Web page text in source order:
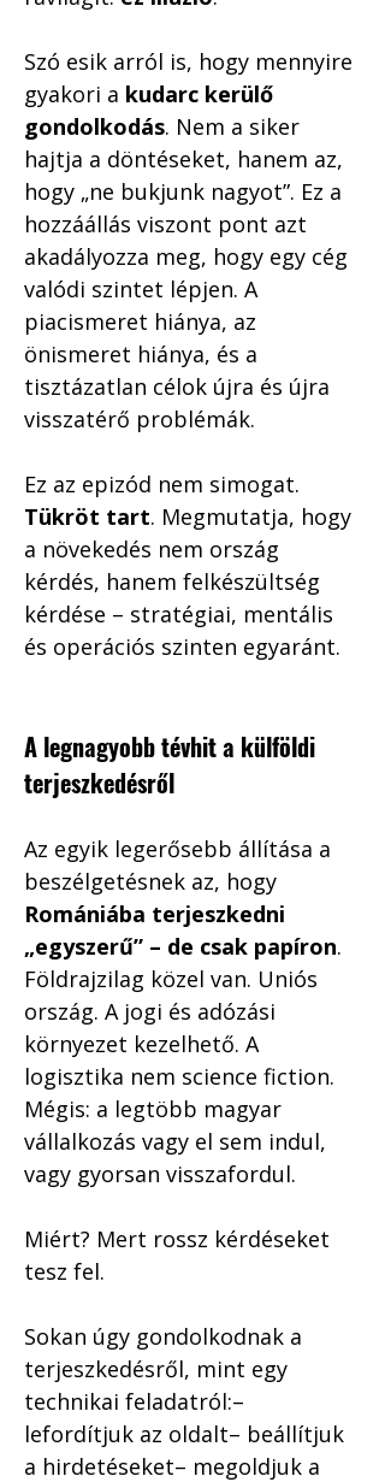
Szó esik arról is, hogy mennyire
gyakori a kudarc kerülő
gondolkodás. Nem a siker
hajtja a döntéseket, hanem az,
hogy „ne bukjunk nagyot”. Ez a
hozzáállás viszont pont azt
akadályozza meg, hogy egy cég
valódi szintet lépjen. A
piacismeret hiánya, az
önismeret hiánya, és a
tisztázatlan célok újra és újra
visszatérő problémák.
Ez az epizód nem simogat.
Tükröt tart. Megmutatja, hogy
a növekedés nem ország
kérdés, hanem felkészültség
kérdése – stratégiai, mentális
és operációs szinten egyaránt.
A legnagyobb tévhit a külföldi
terjeszkedésről
Az egyik legerősebb állítása a
beszélgetésnek az, hogy
Romániába terjeszkedni
„egyszerű” – de csak papíron.
Földrajzilag közel van. Uniós
ország. A jogi és adózási
környezet kezelhető. A
logisztika nem science fiction.
Mégis: a legtöbb magyar
vállalkozás vagy el sem indul,
vagy gyorsan visszafordul.
Miért? Mert rossz kérdéseket
tesz fel.
Sokan úgy gondolkodnak a
terjeszkedésről, mint egy
technikai feladatról:–
lefordítjuk az oldalt– beállítjuk
a hirdetéseket– megoldjuk a